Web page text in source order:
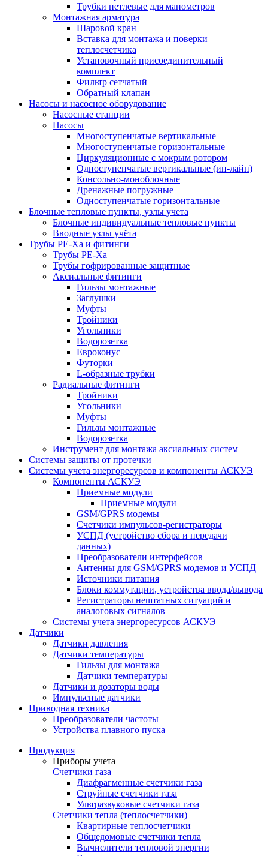
Трубки петлевые для манометров
Монтажная арматура
Шаровой кран
Вставка для монтажа и поверки
теплосчетчика
Установочный присоединительный
комплект
Фильтр сетчатый
Обратный клапан
Насосы и насосное оборудование
Насосные станции
Насосы
Многоступенчатые вертикальные
Многоступенчатые горизонтальные
Циркуляционные с мокрым ротором
Одноступенчатые вертикальные (ин-лайн)
Консольно-моноблочные
Дренажные погружные
Одноступенчатые горизонтальные
Блочные тепловые пункты, узлы учета
Блочные индивидуальные тепловые пункты
Вводные узлы учёта
Трубы РЕ-Ха и фитинги
Трубы РЕ-Ха
Трубы гофрированные защитные
Аксиальные фитинги
Гильзы монтажные
Заглушки
Муфты
Тройники
Угольники
Водорозетка
Евроконус
Футорки
L-образные трубки
Радиальные фитинги
Тройники
Угольники
Муфты
Гильзы монтажные
Водорозетка
Инструмент для монтажа аксиальных систем
Системы защиты от протечки
Системы учета энергоресурсов и компоненты АСКУЭ
Компоненты АСКУЭ
Приемные модули
Приемные модули
GSM/GPRS модемы
Счетчики импульсов-регистраторы
УСПД (устройство сбора и передачи
данных)
Преобразователи интерфейсов
Антенны для GSM/GPRS модемов и УСПД
Источники питания
Блоки коммутации, устройства ввода/вывода
Регистраторы нештатных ситуаций и
аналоговых сигналов
Системы учета энергоресурсов АСКУЭ
Датчики
Датчики давления
Датчики температуры
Гильзы для монтажа
Датчики температуры
Датчики и дозаторы воды
Импульсные датчики
Приводная техника
Преобразователи частоты
Устройства плавного пуска
Продукция
Приборы учета
Счетчики газа
Диафрагменные счетчики газа
Струйные счетчики газа
Ультразвуковые счетчики газа
Счетчики тепла (теплосчетчики)
Квартирные теплосчетчики
Общедомовые счетчики тепла
Вычислители тепловой энергии